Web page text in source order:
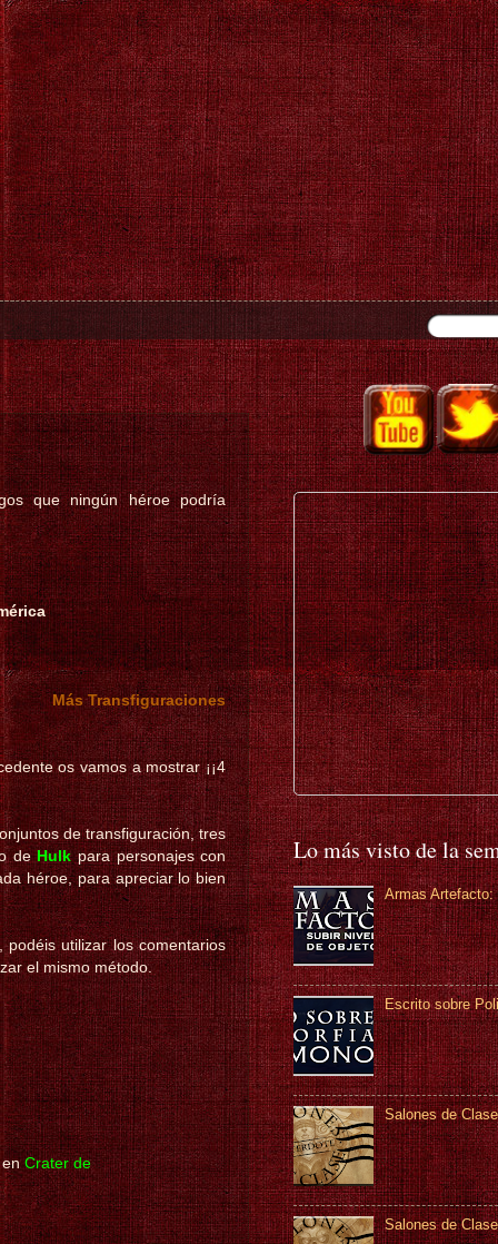
que ningún héroe podría
Más Transfiguraciones
os vamos a mostrar ¡¡4
de transfiguración, tres
de Hulkpara personajes con
héroe, para apreciar lo bien
utilizar los comentarios
el mismo método.
enCrater de
Lo más visto de la
Armas
Escrito sobre
Salones de
Salones de